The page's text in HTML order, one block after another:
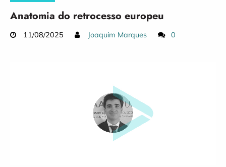
Anatomia do retrocesso europeu
11/08/2025 Joaquim Marques 0